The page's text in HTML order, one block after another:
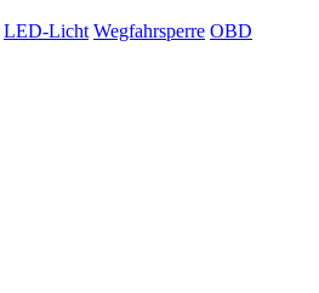
LED-Licht Wegfahrsperre OBD